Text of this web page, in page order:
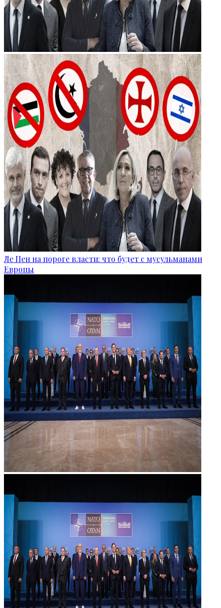
Ле Пен на пороге власти: что будет с мусульманами
Европы